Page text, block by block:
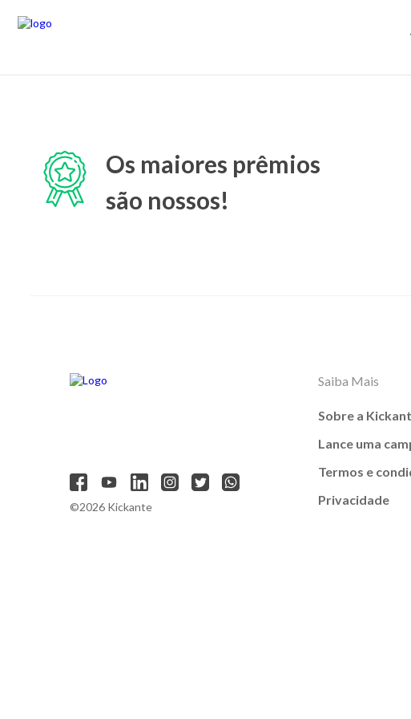
Os maiores prêmios
são nossos!
©2026 Kickante
Saiba Mais
Sobre a
Lance uma
Termos e
Privacidade